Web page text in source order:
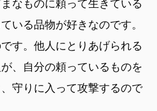
なものに頼って生きている
いる品物が好きなのです。
す。他人にとりあげられる
、自分の頼っているものを
守りに入って攻撃するので